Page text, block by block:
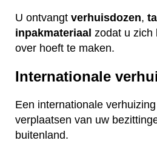
U ontvangt verhuisdozen,
inpakmateriaal zodat u zich
over hoeft te maken.
Internationale
Een internationale
verplaatsen van uw
buitenland.